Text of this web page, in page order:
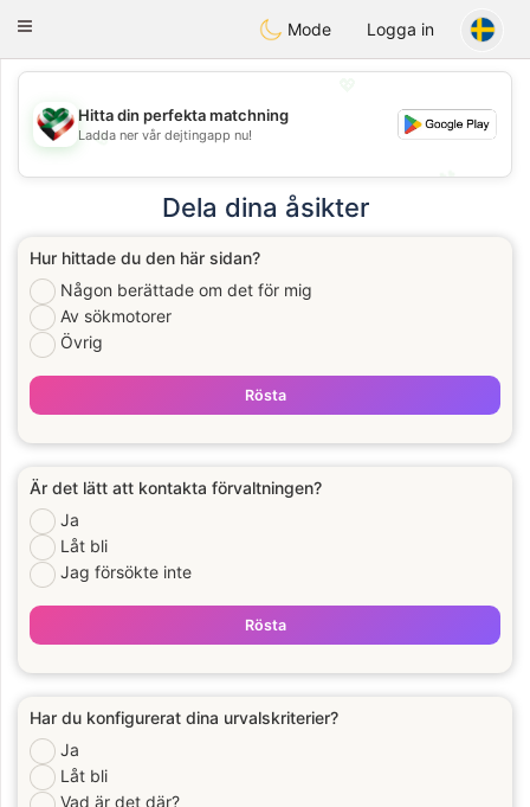
KuwaitChat
Toggle
Mode Logga in
💖
💕
💕
Hitta din perfekta matchning
Ladda ner vår dejtingapp nu!
Dela dina åsikter
Hur hittade du den här sidan?
Någon berättade om det för mig
Av sökmotorer
Övrig
Rösta
Är det lätt att kontakta förvaltningen?
Ja
Låt bli
Jag försökte inte
Rösta
Har du konfigurerat dina urvalskriterier?
Ja
Låt bli
Vad är det där?